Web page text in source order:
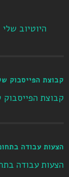
היוטיוב שלי
קבוצת הפייסבוק
קבוצת
הצעות עבודה
הצעות עבודה